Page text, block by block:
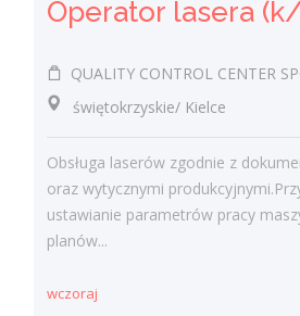
Operator lasera
QUALITY CONTROL CENTER SPÓŁKA Z OGRANICZONĄ
świętokrzyskie/ Kielce
Obsługa laserów zgodnie z
oraz wytycznymi
ustawianie parametrów pracy
planów...
wczoraj